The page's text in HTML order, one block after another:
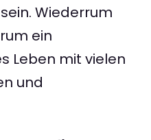
Wiederrum
ein
Leben mit vielen
und